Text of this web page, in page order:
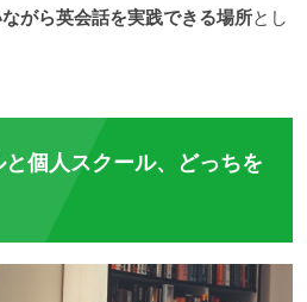
がら英会話を実践できる場所とし
個人スクール、どっちを